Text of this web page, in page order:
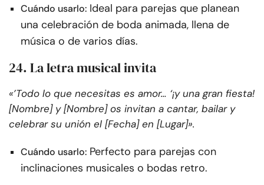
Cuándo usarlo: Ideal para parejas que planean
una celebración de boda animada, llena de
música o de varios días.
24. La letra musical invita
«’Todo lo que necesitas es amor… ‘¡y una gran fiesta!
[Nombre] y [Nombre] os invitan a cantar, bailar y
celebrar su unión el [Fecha] en [Lugar]».
Cuándo usarlo: Perfecto para parejas con
inclinaciones musicales o bodas retro.